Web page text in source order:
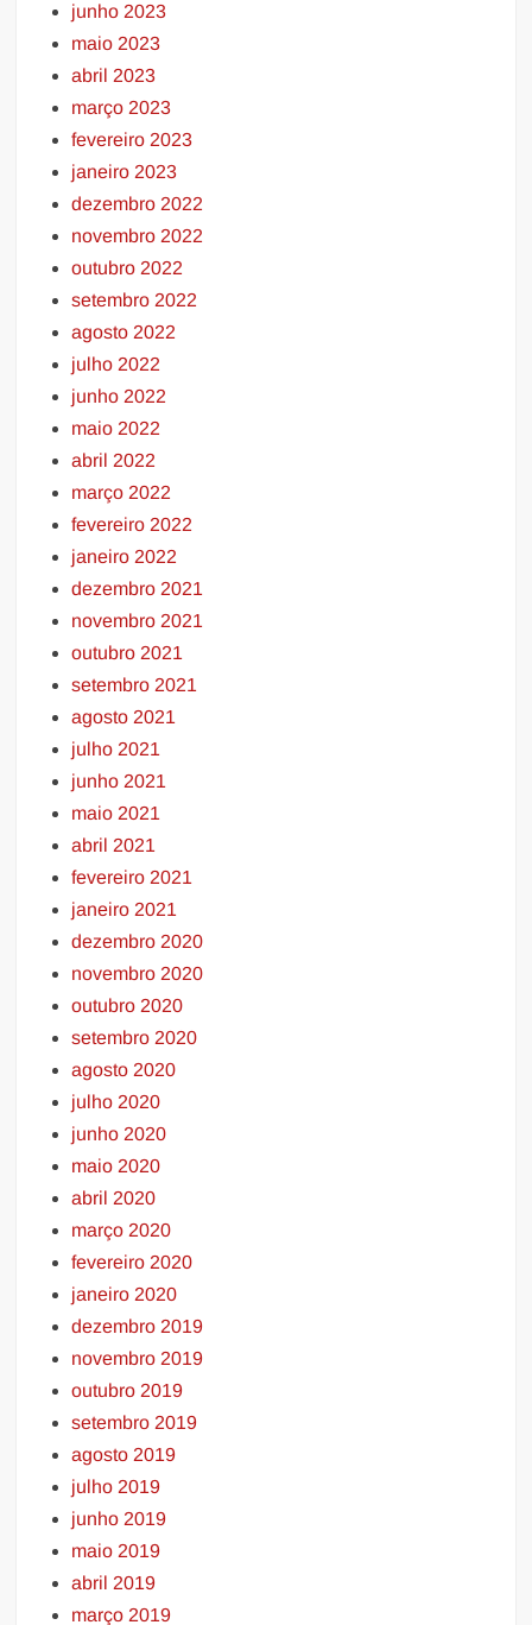
junho 2023
maio 2023
abril 2023
março 2023
fevereiro 2023
janeiro 2023
dezembro 2022
novembro 2022
outubro 2022
setembro 2022
agosto 2022
julho 2022
junho 2022
maio 2022
abril 2022
março 2022
fevereiro 2022
janeiro 2022
dezembro 2021
novembro 2021
outubro 2021
setembro 2021
agosto 2021
julho 2021
junho 2021
maio 2021
abril 2021
fevereiro 2021
janeiro 2021
dezembro 2020
novembro 2020
outubro 2020
setembro 2020
agosto 2020
julho 2020
junho 2020
maio 2020
abril 2020
março 2020
fevereiro 2020
janeiro 2020
dezembro 2019
novembro 2019
outubro 2019
setembro 2019
agosto 2019
julho 2019
junho 2019
maio 2019
abril 2019
março 2019